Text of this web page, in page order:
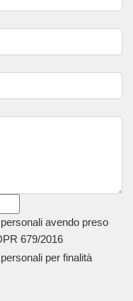
avendo preso
679/2016
per finalità